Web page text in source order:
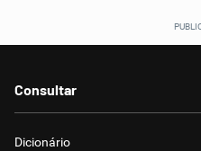
Consultar
Dicionário